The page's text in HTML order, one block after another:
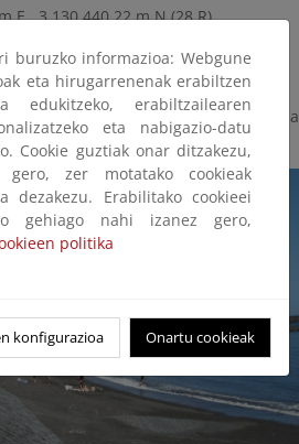
E, 3.130.440,22 m N (28 R)
para ver la galería del proyecto a
buruzko informazioa: Webgune
eta hirugarrenenak erabiltzen
erabiltzailearen
eta nabigazio-datu
Cookie guztiak onar ditzakezu,
zer motatako cookieak
dezakezu. Erabilitako cookieei
gehiago nahi izanez gero,
politika
konfigurazioa Onartu cookieak